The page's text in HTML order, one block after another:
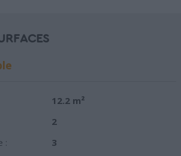
12.2 m²
2
:
3